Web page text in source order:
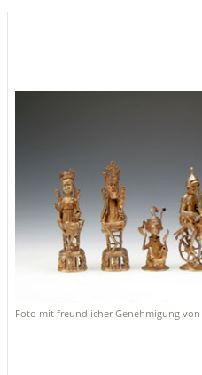
Foto mit freundlicher Genehmigung von